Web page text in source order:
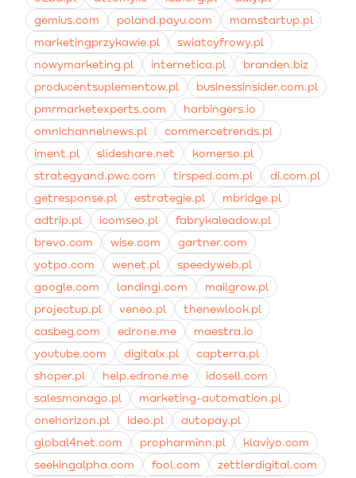
ograniczeń terytorialnych.
gemius.com
poland.payu.com
mamstartup.pl
marketingprzykawie.pl
swiatcyfrowy.pl
nowymarketing.pl
internetica.pl
branden.biz
producentsuplementow.pl
businessinsider.com.pl
pmrmarketexperts.com
harbingers.io
omnichannelnews.pl
commercetrends.pl
iment.pl
slideshare.net
komerso.pl
strategyand.pwc.com
tirsped.com.pl
di.com.pl
getresponse.pl
estrategie.pl
mbridge.pl
adtrip.pl
icomseo.pl
fabrykaleadow.pl
brevo.com
wise.com
gartner.com
yotpo.com
wenet.pl
speedyweb.pl
google.com
landingi.com
mailgrow.pl
projectup.pl
veneo.pl
thenewlook.pl
casbeg.com
edrone.me
maestra.io
youtube.com
digitalx.pl
capterra.pl
shoper.pl
help.edrone.me
idosell.com
salesmanago.pl
marketing-automation.pl
onehorizon.pl
ideo.pl
autopay.pl
global4net.com
propharminn.pl
klaviyo.com
seekingalpha.com
fool.com
zettlerdigital.com